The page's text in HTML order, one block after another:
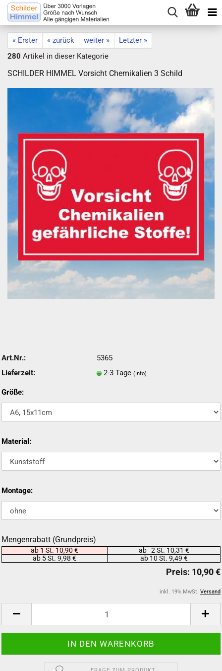
« Erster « zurück weiter »
Letzter »
280 Artikel in dieser Kategorie
SCHILDER HIMMEL Vorsicht Chemikalien 3 Schild
Art.Nr.:
5365
Lieferzeit:
2-3 Tage (Info)
Größe:
Material:
Montage:
Mengenrabatt (Grundpreis)
ab 1 St. 10,90 €
ab 2 St. 10,31 €
ab 5 St. 9,98 €
ab 10 St. 9,49 €
inkl. 19% MwSt. Versand